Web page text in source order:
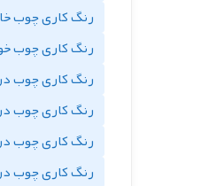
رنگ کاری چوب
رنگ کاری چوب
رنگ کاری چوب
رنگ کاری چوب
رنگ کاری چوب
رنگ کاری چوب